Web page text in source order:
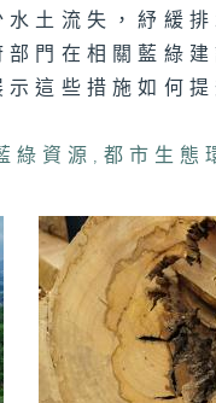
土流失，紓緩
門在相關藍綠
這些措施如何
綠資源 ,都市生態